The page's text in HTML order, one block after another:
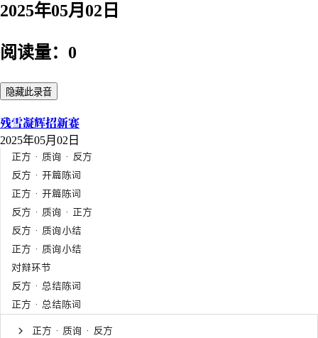
2025年05月02日
阅读量：0
隐藏此录音
残雪凝辉招新赛
2025年05月02日
正方 · 质询 · 反方
反方 · 开篇陈词
正方 · 开篇陈词
反方 · 质询 · 正方
反方 · 质询小结
正方 · 质询小结
对辩环节
反方 · 总结陈词
正方 · 总结陈词
正方 · 质询 · 反方